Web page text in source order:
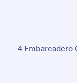
4 Embarcadero